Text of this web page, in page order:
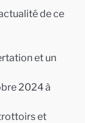
de ce
et un
2024 à
et